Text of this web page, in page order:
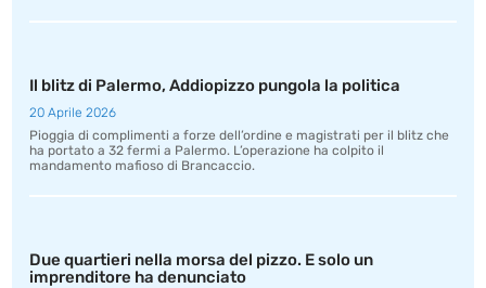
Il blitz di Palermo, Addiopizzo pungola la politica
20 Aprile 2026
Pioggia di complimenti a forze dell’ordine e magistrati per il blitz che
ha portato a 32 fermi a Palermo. L’operazione ha colpito il
mandamento mafioso di Brancaccio.
Due quartieri nella morsa del pizzo. E solo un
imprenditore ha denunciato